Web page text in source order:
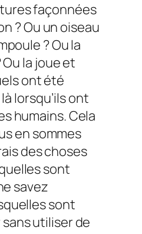
façonnées
? Ou un oiseau
? Ou la
la joue et
ont été
lorsqu’ils ont
humains. Cela
en sommes
des choses
sont
savez
sont
utiliser de